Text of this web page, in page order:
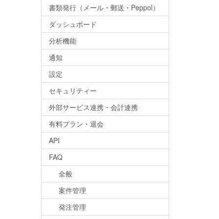
書類発行（メール・郵送・Peppol）
ダッシュボード
分析機能
通知
設定
セキュリティー
外部サービス連携・会計連携
有料プラン・退会
API
FAQ
全般
案件管理
発注管理